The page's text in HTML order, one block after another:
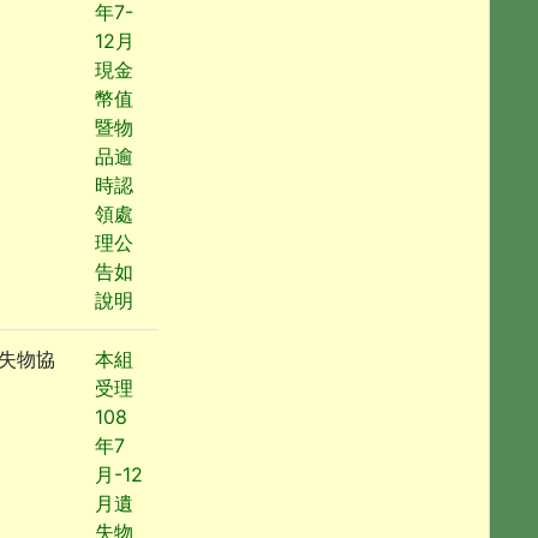
年7-
12月
現金
幣值
暨物
品逾
時認
領處
理公
告如
說明
物協
本組
受理
108
年7
月-12
月遺
失物